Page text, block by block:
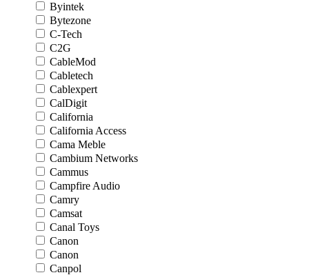
Byintek
Bytezone
C-Tech
C2G
CableMod
Cabletech
Cablexpert
CalDigit
California
California Access
Cama Meble
Cambium Networks
Cammus
Campfire Audio
Camry
Camsat
Canal Toys
Canon
Canon
Canpol